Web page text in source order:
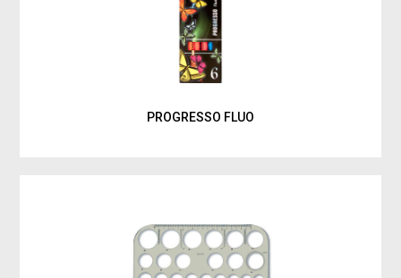
PROGRESSO FLUO